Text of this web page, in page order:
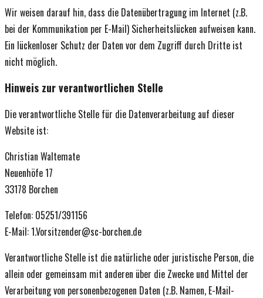
Wir weisen darauf hin, dass die Datenübertragung im Internet (z.B.
bei der Kommunikation per E-Mail) Sicherheitslücken aufweisen kann.
Ein lückenloser Schutz der Daten vor dem Zugriff durch Dritte ist
nicht möglich.
Hinweis zur verantwortlichen Stelle
Die verantwortliche Stelle für die Datenverarbeitung auf dieser
Website ist:
Christian Waltemate
Neuenhöfe 17
33178 Borchen
Telefon: 05251/391156
E-Mail: 1.Vorsitzender@sc-borchen.de
Verantwortliche Stelle ist die natürliche oder juristische Person, die
allein oder gemeinsam mit anderen über die Zwecke und Mittel der
Verarbeitung von personenbezogenen Daten (z.B. Namen, E-Mail-